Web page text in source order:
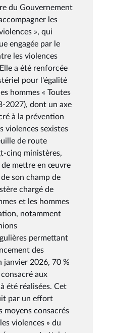
du Gouvernement
les
», qui
engagée par le
les violences
a été renforcée
pour l'égalité
hommes « Toutes
2027), dont un axe
à la prévention
violences sexistes
de route
cinq ministères,
de mettre en œuvre
son champ de
chargé de
et les hommes
notamment
permettant
des
janvier 2026, 70 %
aux
été réalisées. Cet
par un effort
moyens consacrés
violences » du